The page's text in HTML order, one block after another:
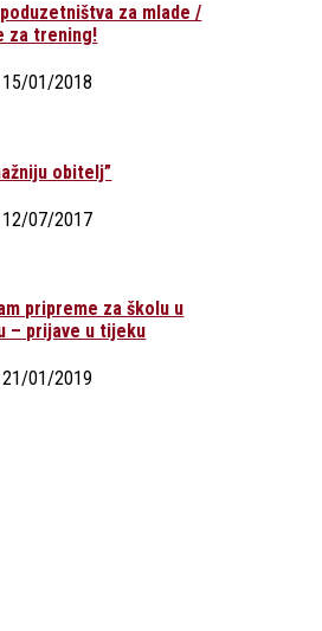
za mlade /
za trening!
15/01/2018
obitelj”
12/07/2017
pripreme za školu u
– prijave u tijeku
21/01/2019